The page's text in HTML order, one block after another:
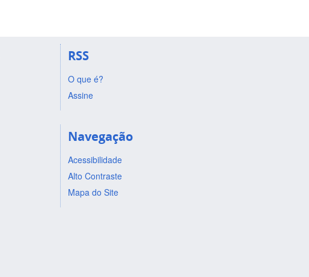
RSS
O que é?
Assine
Navegação
Acessibilidade
Alto Contraste
Mapa do Site